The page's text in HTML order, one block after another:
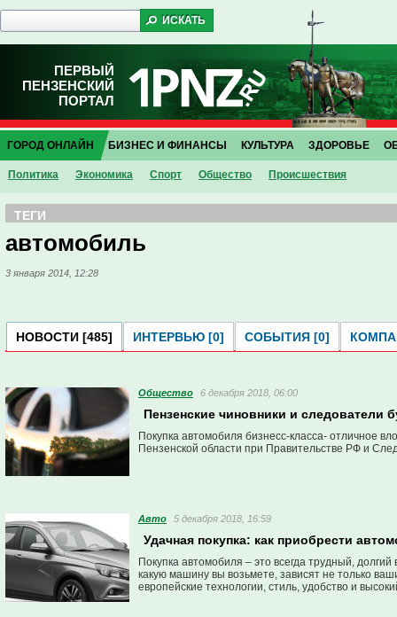
ПЕРВЫЙ
ПЕНЗЕНСКИЙ
ПОРТАЛ
ГОРОД ОНЛАЙН
Политика Экономика Спорт Общество Проиcшествия
БИЗНЕС И ФИНАНСЫ КУЛЬТУРА ЗДОРОВЬЕ
ТЕГИ
автомобиль
3 января 2014, 12:28
НОВОСТИ [485] ИНТЕРВЬЮ [0] СОБЫТИЯ [0]
Общество 6 декабря 2018, 06:00
Пензенские чиновники и следователи
Покупка автомобиля бизнесс-класса- отличное
Пензенской области при Правительстве РФ и
Авто 5 декабря 2018, 16:59
Удачная покупка: как приобрести
Покупка автомобиля – это всегда трудный,
какую машину вы возьмете, зависят не только
европейские технологии, стиль, удобство и